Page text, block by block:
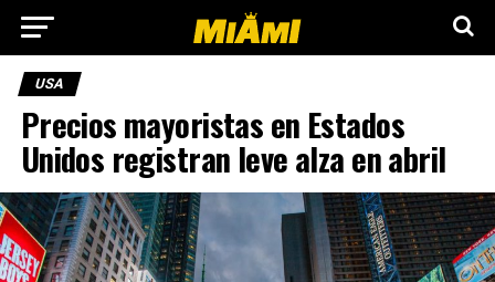
USA
Precios mayoristas en Estados
Unidos registran leve alza en abril